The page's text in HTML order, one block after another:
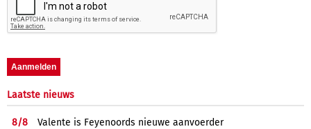
Laatste nieuws
8/8
Valente is Feyenoords nieuwe aanvoerder